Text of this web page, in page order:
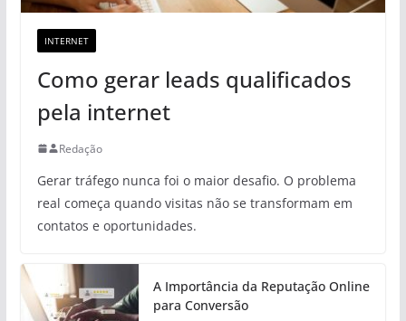
INTERNET
Como gerar leads qualificados
pela internet
Redação
Gerar tráfego nunca foi o maior desafio. O problema
real começa quando visitas não se transformam em
contatos e oportunidades.
A Importância da Reputação Online
para Conversão